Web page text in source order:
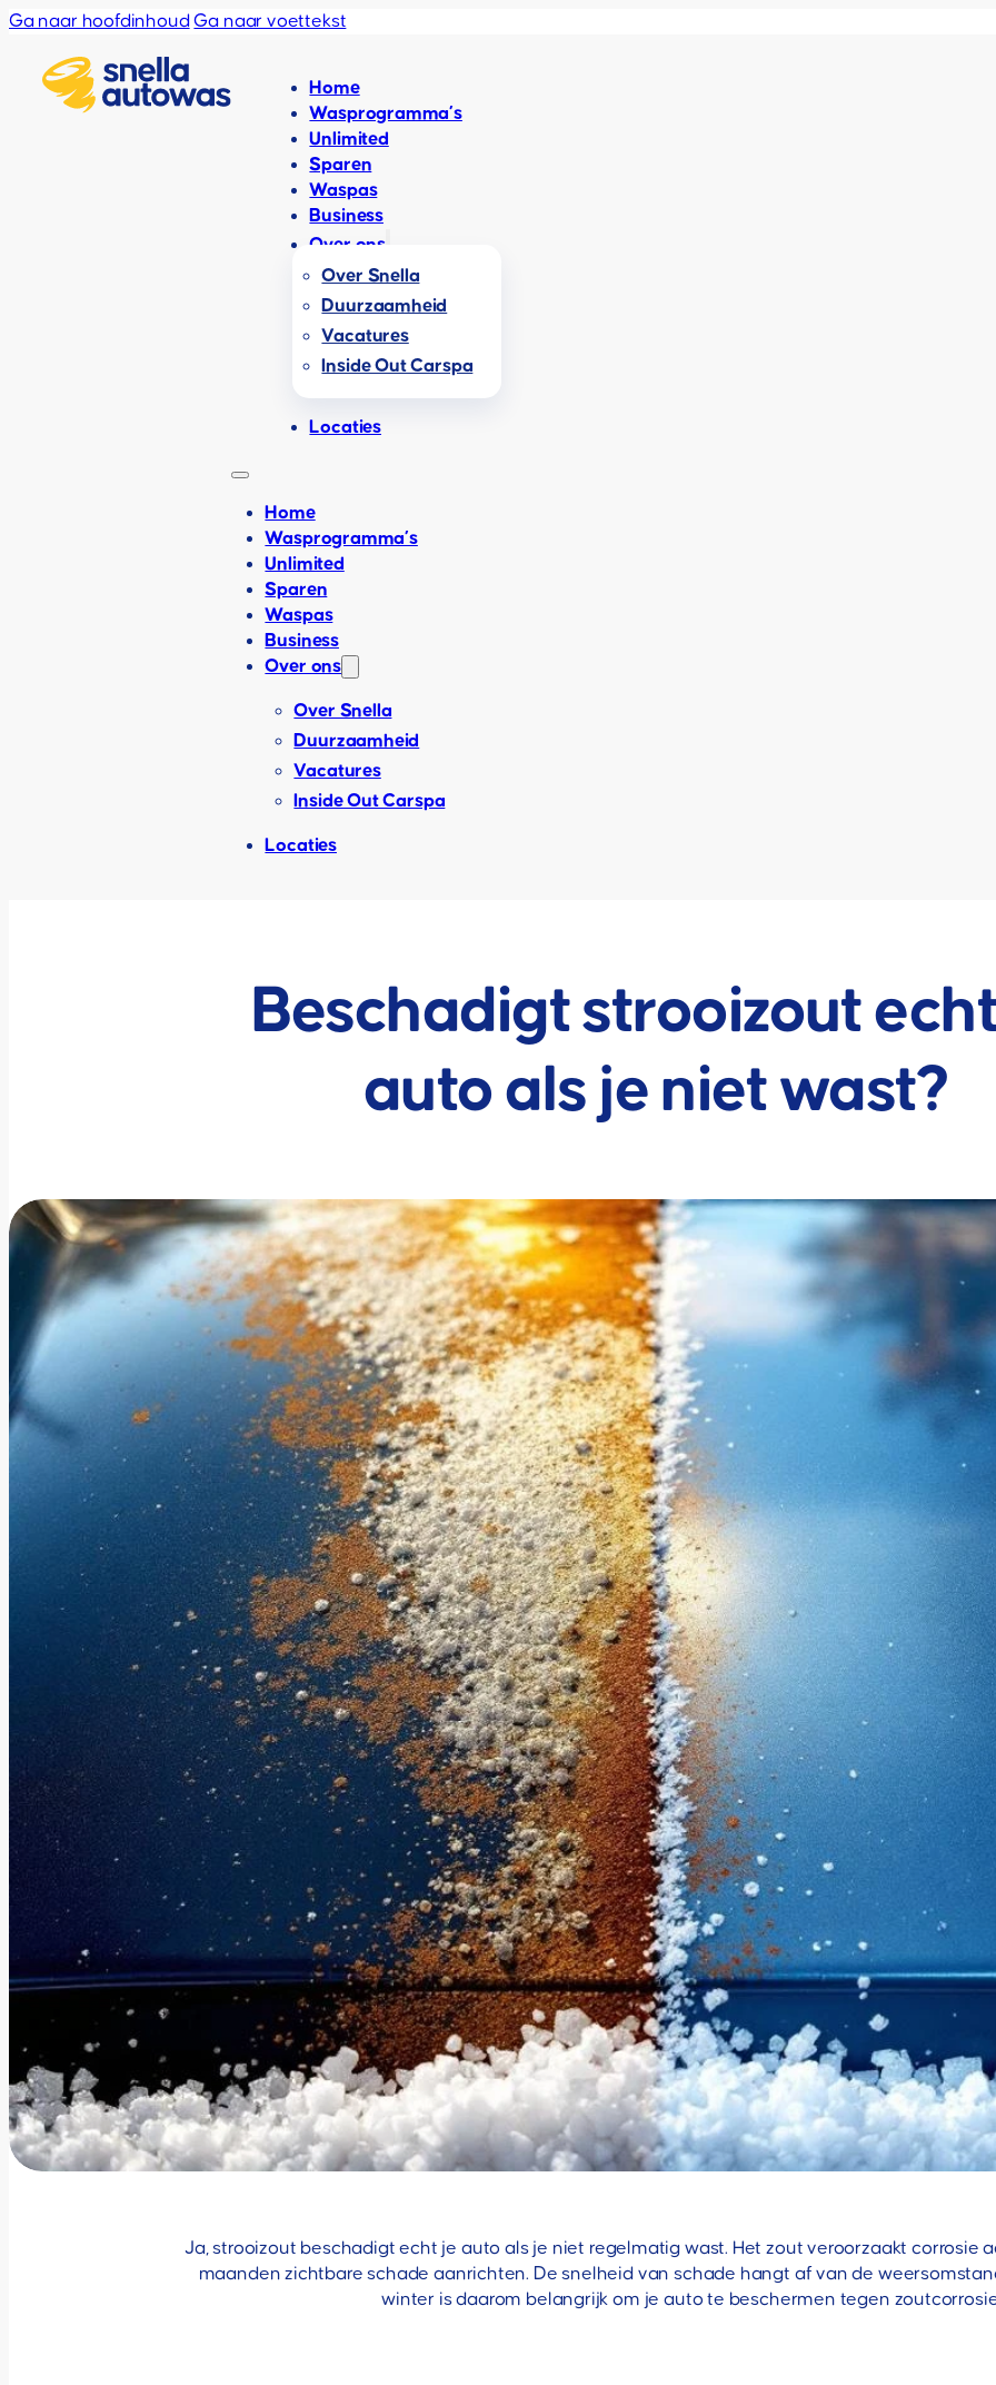
Ga naar hoofdinhoud Ga naar voettekst
Home
Wasprogramma’s
Unlimited
Sparen
Waspas
Business
Over ons
Over Snella
Duurzaamheid
Vacatures
Inside Out Carspa
Locaties
Home
Wasprogramma’s
Unlimited
Sparen
Waspas
Business
Over ons
Over Snella
Duurzaamheid
Vacatures
Inside Out Carspa
Locaties
Beschadigt strooizout
auto als je niet wast?
Ja, strooizout beschadigt echt je auto als je niet regelmatig wast. Het zout veroorzaakt corrosie
maanden zichtbare schade aanrichten. De snelheid van schade hangt af van de
winter is daarom belangrijk om je auto te beschermen tegen